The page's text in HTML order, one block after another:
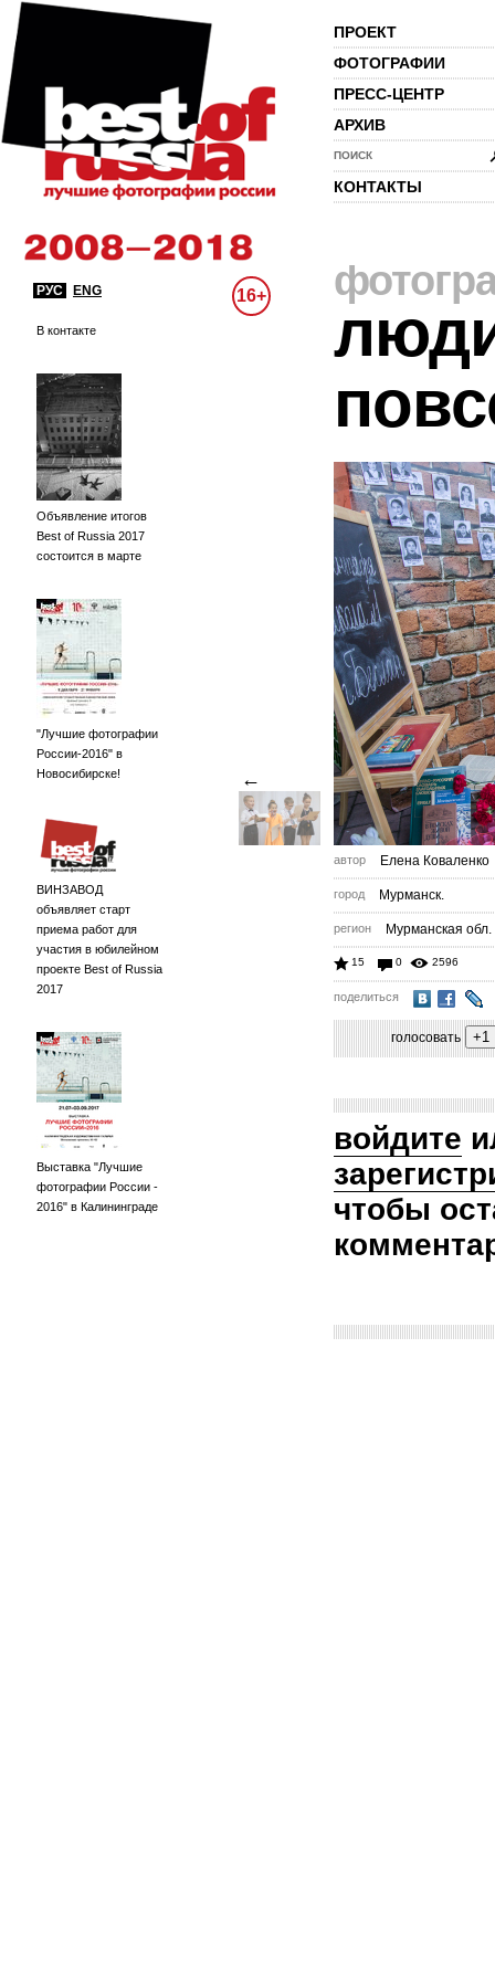
ПРОЕКТ
ФОТОГРАФИИ
ПРЕСС-ЦЕНТР
АРХИВ
ПОИСК
КОНТАКТЫ
РУС ENG 16+
В контакте
Объявление итогов
Best of Russia 2017
состоится в марте
"Лучшие фотографии
России-2016" в
Новосибирске!
ВИНЗАВОД
объявляет старт
приема работ для
участия в юбилейном
проекте Best of Russia
2017
Выставка "Лучшие
фотографии России -
2016" в Калининграде
←
автор Елена Коваленко
город Мурманск.
регион Мурманская обл.
15 0 2596
поделиться
голосовать
войдите
чтобы